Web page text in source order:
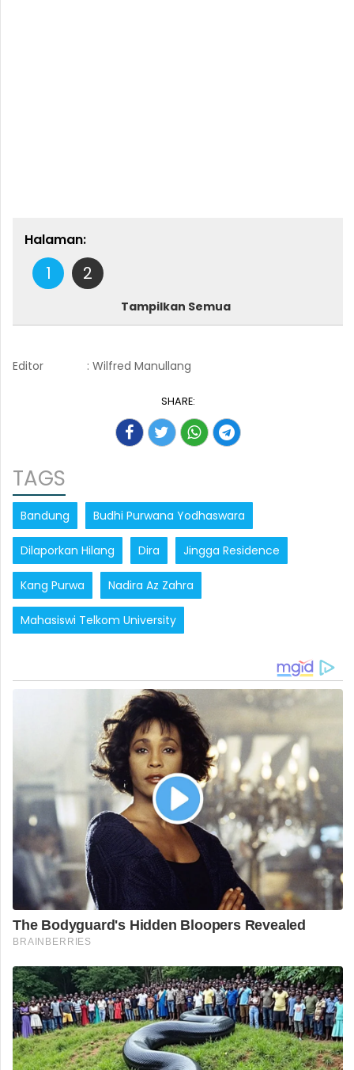
Halaman:
1 2
Tampilkan Semua
Editor : Wilfred Manullang
SHARE:
TAGS
Bandung Budhi Purwana Yodhaswara
Dilaporkan Hilang Dira Jingga Residence
Kang Purwa Nadira Az Zahra
Mahasiswi Telkom University